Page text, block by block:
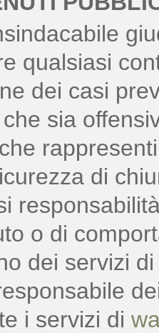
qualsiasi
dei casi
che sia
di
o di
dei servizi
i servizi di